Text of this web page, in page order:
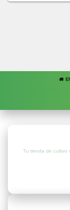
🚚
Tu tienda de cultivo